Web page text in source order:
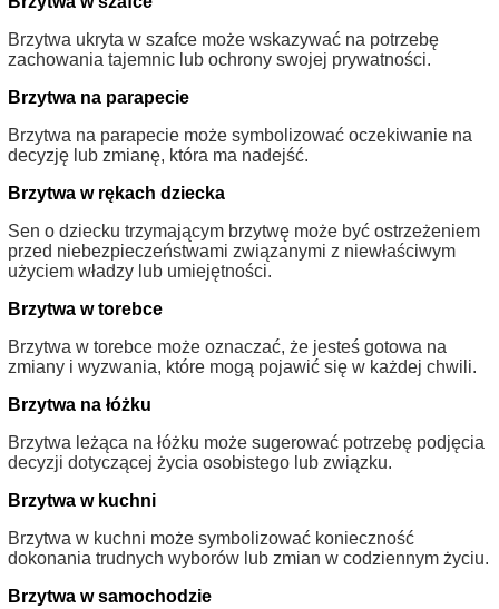
Brzytwa ukryta w szafce może wskazywać na potrzebę
zachowania tajemnic lub ochrony swojej prywatności.
Brzytwa na parapecie
Brzytwa na parapecie może symbolizować oczekiwanie na
decyzję lub zmianę, która ma nadejść.
Brzytwa w rękach dziecka
Sen o dziecku trzymającym brzytwę może być ostrzeżeniem
przed niebezpieczeństwami związanymi z niewłaściwym
użyciem władzy lub umiejętności.
Brzytwa w torebce
Brzytwa w torebce może oznaczać, że jesteś gotowa na
zmiany i wyzwania, które mogą pojawić się w każdej chwili.
Brzytwa na łóżku
Brzytwa leżąca na łóżku może sugerować potrzebę podjęcia
decyzji dotyczącej życia osobistego lub związku.
Brzytwa w kuchni
Brzytwa w kuchni może symbolizować konieczność
dokonania trudnych wyborów lub zmian w codziennym życiu.
Brzytwa w samochodzie